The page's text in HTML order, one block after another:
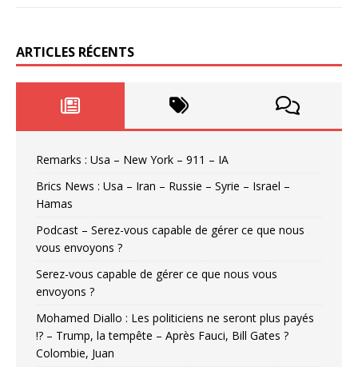
ARTICLES RÉCENTS
Remarks : Usa – New York – 911 – IA
Brics News : Usa – Iran – Russie – Syrie – Israel –
Hamas
Podcast – Serez-vous capable de gérer ce que nous
vous envoyons ?
Serez-vous capable de gérer ce que nous vous
envoyons ?
Mohamed Diallo : Les politiciens ne seront plus payés
!? – Trump, la tempête – Après Fauci, Bill Gates ?
Colombie, Juan